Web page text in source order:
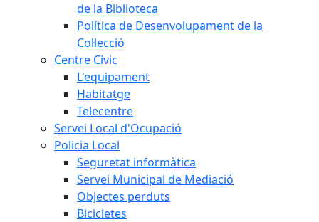
de la Biblioteca
Política de Desenvolupament de la
Col·lecció
Centre Civic
L'equipament
Habitatge
Telecentre
Servei Local d'Ocupació
Policia Local
Seguretat informàtica
Servei Municipal de Mediació
Objectes perduts
Bicicletes